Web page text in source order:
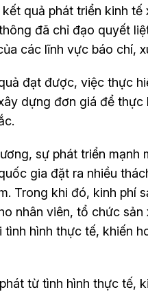
quả phát triển kinh
đã chỉ đạo quyết
các lĩnh vực báo chí,
đạt được, việc thực
dựng đơn giá để
sự phát triển
gia đặt ra nhiều
Trong khi đó, kinh phí
nhân viên, tổ chức
hình thực tế, khiến
từ tình hình thực tế,